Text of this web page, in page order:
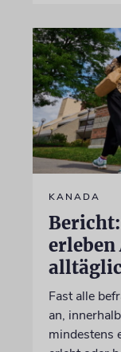
KANADA
Bericht:
Fast alle
an,
mindestens